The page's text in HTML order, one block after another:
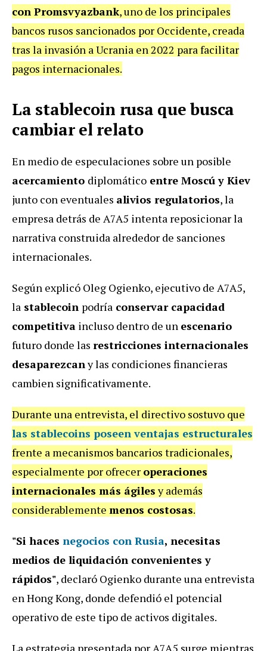
con Promsvyazbank, uno de los principales
bancos rusos sancionados por Occidente, creada
tras la invasión a Ucrania en 2022 para facilitar
pagos internacionales.
La stablecoin rusa que busca
cambiar el relato
En medio de especulaciones sobre un posible
acercamiento diplomático entre Moscú y Kiev
junto con eventuales alivios regulatorios, la
empresa detrás de A7A5 intenta reposicionar la
narrativa construida alrededor de sanciones
internacionales.
Según explicó Oleg Ogienko, ejecutivo de A7A5,
la stablecoin podría conservar capacidad
competitiva incluso dentro de un escenario
futuro donde las restricciones internacionales
desaparezcany las condiciones financieras
cambien significativamente.
Durante una entrevista, el directivo sostuvo que
las stablecoins poseenventajas estructurales
frente a mecanismos bancarios tradicionales,
especialmente por ofrecer operaciones
internacionales más ágilesy además
considerablemente menos costosas.
"Si haces negocios con Rusia, necesitas
medios de liquidación convenientes y
rápidos", declaró Ogienko durante una entrevista
en Hong Kong, donde defendió el potencial
operativo de este tipo de activos digitales.
La estrategia presentada por A7A5 surge mientras